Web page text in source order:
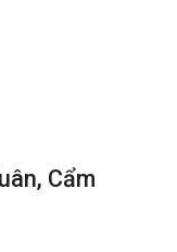
Cẩm